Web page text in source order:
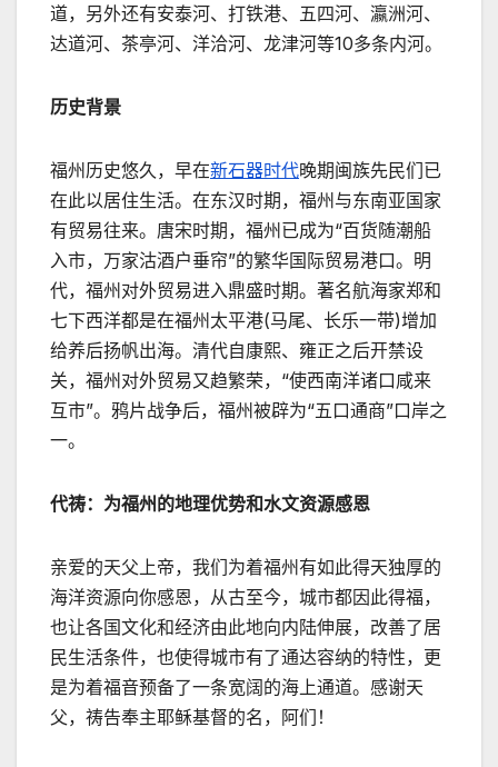
道，另外还有安泰河、打铁港、五四河、瀛洲河、
达道河、茶亭河、洋洽河、龙津河等10多条内河。
历史背景
福州历史悠久，早在新石器时代晚期闽族先民们已
在此以居住生活。在东汉时期，福州与东南亚国家
有贸易往来。唐宋时期，福州已成为“百货随潮船
入市，万家沽酒户垂帘”的繁华国际贸易港口。明
代，福州对外贸易进入鼎盛时期。著名航海家郑和
七下西洋都是在福州太平港(马尾、长乐一带)增加
给养后扬帆出海。清代自康熙、雍正之后开禁设
关，福州对外贸易又趋繁荣，“使西南洋诸口咸来
互市”。鸦片战争后，福州被辟为“五口通商”口岸之
一。
代祷：为福州的地理优势和水文资源感恩
亲爱的天父上帝，我们为着福州有如此得天独厚的
海洋资源向你感恩，从古至今，城市都因此得福，
也让各国文化和经济由此地向内陆伸展，改善了居
民生活条件，也使得城市有了通达容纳的特性，更
是为着福音预备了一条宽阔的海上通道。感谢天
父，祷告奉主耶稣基督的名，阿们！